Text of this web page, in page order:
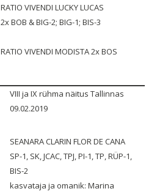
RATIO VIVENDI LUCKY LUCAS
2x BOB & BIG-2; BIG-1; BIS-3
RATIO VIVENDI MODISTA 2x BOS
VIII ja IX rühma näitus Tallinnas
09.02.2019
SEANARA CLARIN FLOR DE CANA
SP-1, SK, JCAC, TPJ, PI-1, TP, RÜP-1,
BIS-2
kasvataja ja omanik: Marina